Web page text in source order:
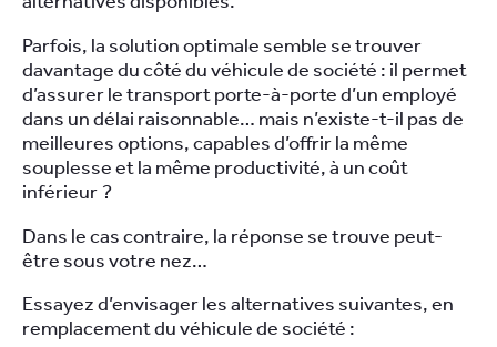
Parfois, la solution optimale semble se trouver
davantage du côté du véhicule de société : il permet
d’assurer le transport porte-à-porte d’un employé
dans un délai raisonnable… mais n’existe-t-il pas de
meilleures options, capables d’offrir la même
souplesse et la même productivité, à un coût
inférieur ?
Dans le cas contraire, la réponse se trouve peut-
être sous votre nez…
Essayez d’envisager les alternatives suivantes, en
remplacement du véhicule de société :